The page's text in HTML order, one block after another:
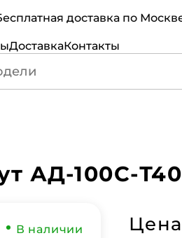
доставка по Москве и
ДоставкаКонтакты
АД-100С-
В наличии